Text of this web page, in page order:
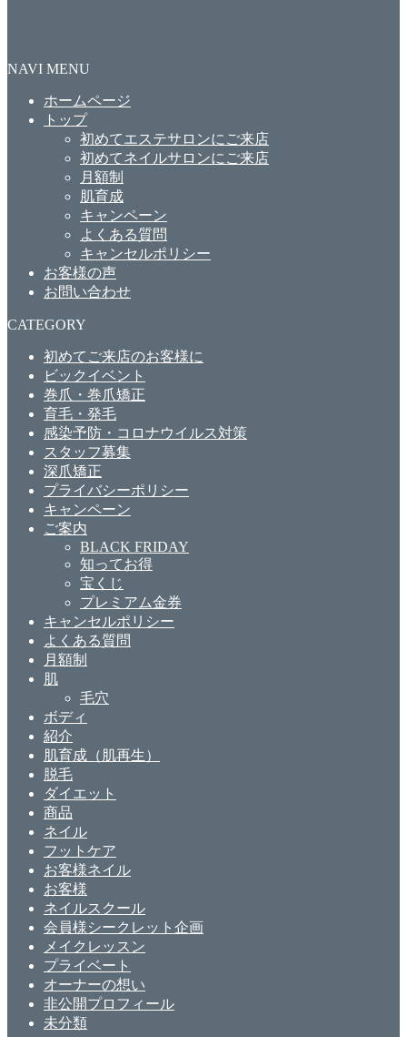
NAVI MENU
ホームページ
トップ
初めてエステサロンにご来店
初めてネイルサロンにご来店
月額制
肌育成
キャンペーン
よくある質問
キャンセルポリシー
お客様の声
お問い合わせ
CATEGORY
初めてご来店のお客様に
ビックイベント
巻爪・巻爪矯正
育毛・発毛
感染予防・コロナウイルス対策
スタッフ募集
深爪矯正
プライバシーポリシー
キャンペーン
ご案内
BLACK FRIDAY
知ってお得
宝くじ
プレミアム金券
キャンセルポリシー
よくある質問
月額制
肌
毛穴
ボディ
紹介
肌育成（肌再生）
脱毛
ダイエット
商品
ネイル
フットケア
お客様ネイル
お客様
ネイルスクール
会員様シークレット企画
メイクレッスン
プライベート
オーナーの想い
非公開プロフィール
未分類